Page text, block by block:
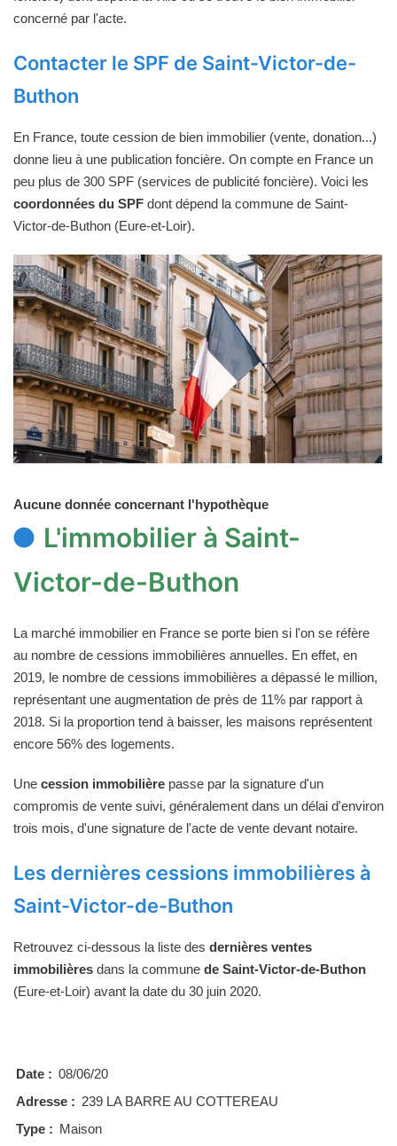
concerné par l'acte.
Contacter le SPF de Saint-Victor-de-
Buthon
En France, toute cession de bien immobilier (vente, donation...)
donne lieu à une publication foncière. On compte en France un
peu plus de 300 SPF (services de publicité foncière). Voici les
coordonnées du SPF dont dépend la commune de Saint-
Victor-de-Buthon (Eure-et-Loir).
Aucune donnée concernant l'hypothèque
L'immobilier à Saint-
Victor-de-Buthon
La marché immobilier en France se porte bien si l'on se réfère
au nombre de cessions immobilières annuelles. En effet, en
2019, le nombre de cessions immobilières a dépassé le million,
représentant une augmentation de près de 11% par rapport à
2018. Si la proportion tend à baisser, les maisons représentent
encore 56% des logements.
Une cession immobilière passe par la signature d'un
compromis de vente suivi, généralement dans un délai d'environ
trois mois, d'une signature de l'acte de vente devant notaire.
Les dernières cessions immobilières à
Saint-Victor-de-Buthon
Retrouvez ci-dessous la liste des dernières ventes
immobilières dans la commune de Saint-Victor-de-Buthon
(Eure-et-Loir) avant la date du 30 juin 2020.
Date : 08/06/20
Adresse : 239 LA BARRE AU COTTEREAU
Type : Maison